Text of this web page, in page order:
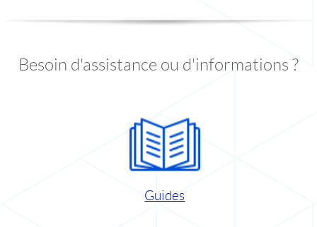
Besoin d'assistance ou d'informations ?
Guides